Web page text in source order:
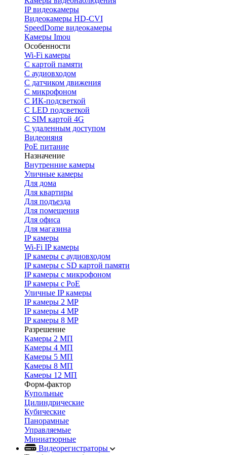
IP видеокамеры
Видеокамеры HD-CVI
SpeedDome видеокамеры
Камеры Imou
Особенности
Wi-Fi камеры
С картой памяти
С аудиовходом
С датчиком движения
С микрофоном
С ИК-подсветкой
С LED подсветкой
C SIM картой 4G
C удаленным доступом
Видеоняня
PoE питание
Назначение
Внутренние камеры
Уличные камеры
Для дома
Для квартиры
Для подъезда
Для помещения
Для офиса
Для магазина
IP камеры
Wi-Fi IP камеры
IP камеры с аудиовходом
IP камеры с SD картой памяти
IP камеры с микрофоном
IP камеры с PoE
Уличные IP камеры
IP камеры 2 MP
IP камеры 4 MP
IP камеры 8 MP
Разрешение
Камеры 2 МП
Камеры 4 МП
Камеры 5 МП
Камеры 8 МП
Камеры 12 МП
Форм-фактор
Купольные
Цилиндрические
Кубические
Панорамные
Управляемые
Миниатюрные
Видеорегистраторы